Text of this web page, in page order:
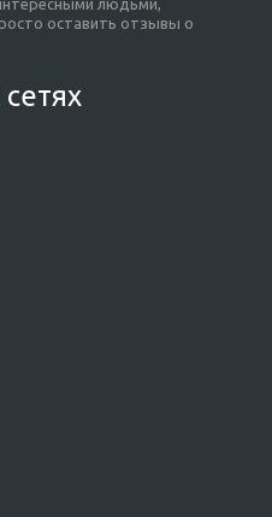
людьми,
оставить отзывы о